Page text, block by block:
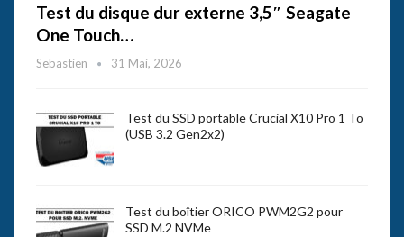
Test du disque dur externe 3,5″ Seagate
One Touch…
Sebastien 31 Mai, 2026
Test du SSD portable Crucial X10 Pro 1 To
(USB 3.2 Gen2x2)
Test du boîtier ORICO PWM2G2 pour
SSD M.2 NVMe